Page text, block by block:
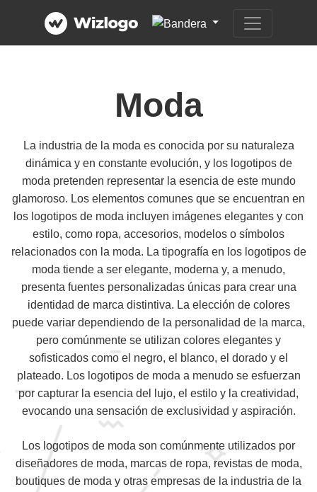
Moda
La industria de la moda es conocida por su naturaleza
dinámica y en constante evolución, y los logotipos de
moda pretenden representar la esencia de este mundo
glamoroso. Los elementos comunes que se encuentran en
los logotipos de moda incluyen imágenes elegantes y con
estilo, como ropa, accesorios, modelos o símbolos
relacionados con la moda. La tipografía en los logotipos de
moda tiende a ser elegante, moderna y, a menudo,
presenta fuentes personalizadas únicas para crear una
identidad de marca distintiva. La elección de colores
puede variar dependiendo de la personalidad de la marca,
pero comúnmente se utilizan colores elegantes y
sofisticados como el negro, el blanco, el dorado y el
plateado. Los logotipos de moda a menudo se esfuerzan
por capturar la esencia del lujo, el estilo y la creatividad,
evocando una sensación de exclusividad y aspiración.
Los logotipos de moda son comúnmente utilizados por
diseñadores de moda, marcas de ropa, revistas de moda,
boutiques de moda y otras empresas de la industria de la